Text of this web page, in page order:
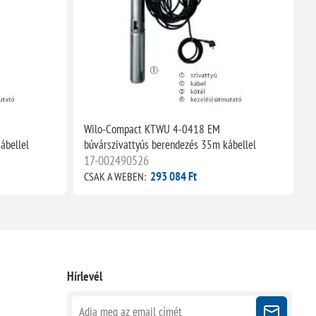
Wilo-Compact KTWU 4-0418 EM
búvárszivattyús berendezés 35m kábellel
17-002490526
CSAK A WEBEN: 293 084 Ft
Hírlevél